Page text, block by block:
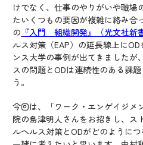
けでなく、仕事のやりがいや職場
たいくつもの要因が複雑に絡み合
の 『入門 組織開発』（光文社新書
ルス対策（EAP）の延長線上に
ンス大学の事例が出てきましたが
スの問題とODは連続性のある課
う。
今回は、「ワーク・エンゲイジメ
院の島津明人さんをお招きし、ス
ルヘルス対策とODがどのように